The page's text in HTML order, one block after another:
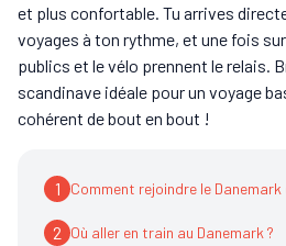
et plus confortable. Tu arrives
voyages à ton rythme, et une fois
publics et le vélo prennent le relais.
scandinave idéale pour un voyage
cohérent de bout en bout !
1 Comment rejoindre le Danemark
2 Où aller en train au Danemark ?